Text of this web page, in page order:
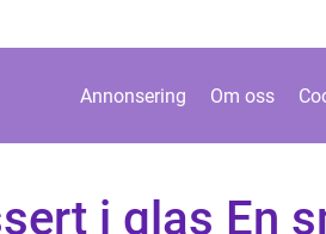
Annonsering Om oss
i glas En